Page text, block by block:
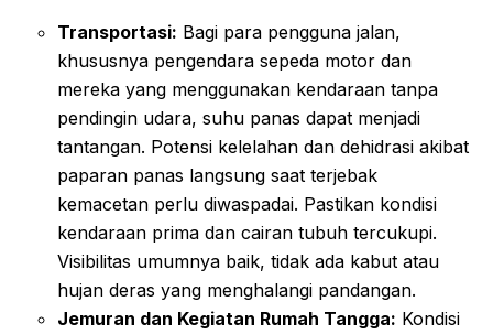
Transportasi: Bagi para pengguna jalan,
khususnya pengendara sepeda motor dan
mereka yang menggunakan kendaraan tanpa
pendingin udara, suhu panas dapat menjadi
tantangan. Potensi kelelahan dan dehidrasi akibat
paparan panas langsung saat terjebak
kemacetan perlu diwaspadai. Pastikan kondisi
kendaraan prima dan cairan tubuh tercukupi.
Visibilitas umumnya baik, tidak ada kabut atau
hujan deras yang menghalangi pandangan.
Jemuran dan Kegiatan Rumah Tangga: Kondisi